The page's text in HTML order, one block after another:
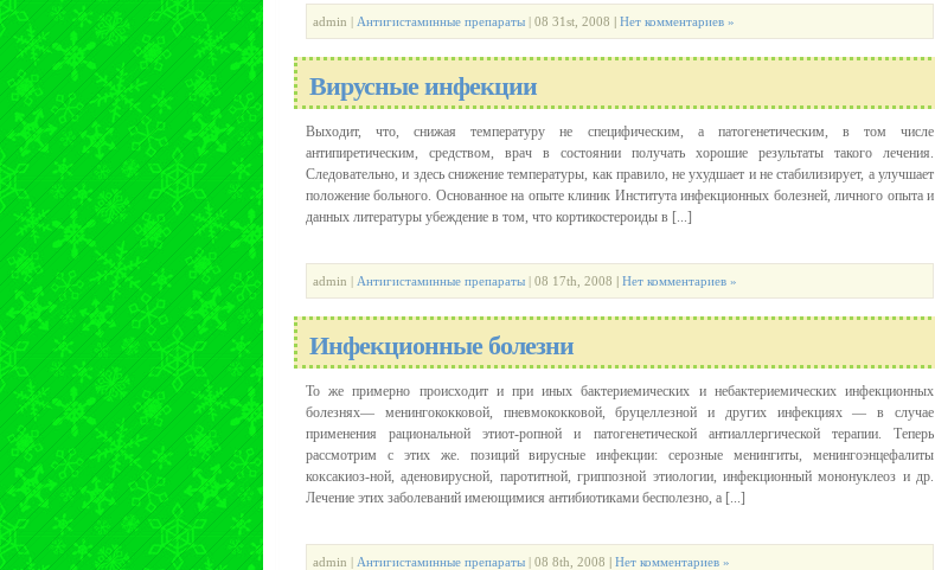
admin | Антигистаминные препараты | 08 31st, 2008 | Нет комментариев »
Вирусные инфекции
Выходит, что, снижая температуру не специфическим, а патогенетическим, в том числе
антипиретическим, средством, врач в состоянии получать хорошие результаты такого лечения.
Следовательно, и здесь снижение температуры, как правило, не ухудшает и не стабилизирует, а улучшает
положение больного. Основанное на опыте клиник Института инфекционных болезней, личного опыта и
данных литературы убеждение в том, что кортикостероиды в [...]
admin | Антигистаминные препараты | 08 17th, 2008 | Нет комментариев »
Инфекционные болезни
То же примерно происходит и при иных бактериемических и небактериемических инфекционных
болезнях— менингококковой, пневмококковой, бруцеллезной и других инфекциях — в случае
применения рациональной этиот-ропной и патогенетической антиаллергической терапии. Теперь
рассмотрим с этих же. позиций вирусные инфекции: серозные менингиты, менингоэнцефалиты
коксакиоз-ной, аденовирусной, паротитной, гриппозной этиологии, инфекционный мононуклеоз и др.
Лечение этих заболеваний имеющимися антибиотиками бесполезно, а [...]
admin | Антигистаминные препараты | 08 8th, 2008 | Нет комментариев »